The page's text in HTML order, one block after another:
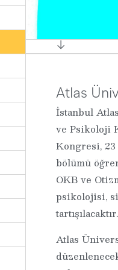
↓
Atlas
İstanbul
ve Psikoloji
Kongresi,
bölümü
OKB ve
psikolojisi,
tartışılacaktır.
Atlas